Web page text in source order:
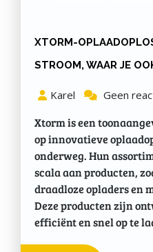
XTORM-
STROOM, WAAR JE
Karel Geen
Xtorm is een
op innovatieve
onderweg. Hun
scala aan producten,
draadloze opladers en
Deze producten zijn
efficiënt en snel op te